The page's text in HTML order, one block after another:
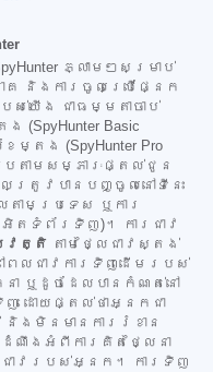
ភ្លាមៗសម្រាប់
គ និងការចូលប្រើផ្នែក
ស់យើង ជាធម្មតាចាប់
(SpyHunter Basic
ម្តង (SpyHunter Pro
របតាមសម្ភារៈផ្តល់ជូន
ត្រូវបានបញ្ចូលនៅទីនេះ
តាមប្រទេស ឬការ
ទំព័រទិញ)។ ការជាវ
វត្តិ តាមថ្លៃជាវស្តង់
ៅពេលជាវការទិញដើមរបស់
ា ឬដូចដែលបានកំណត់នៅ
ដោយផ្តល់ថាអ្នកជា
ងមិនមានការរំខាន
ណឹងអំពីការគិតថ្លៃនា
ជាវរបស់អ្នក។ ការទិញ